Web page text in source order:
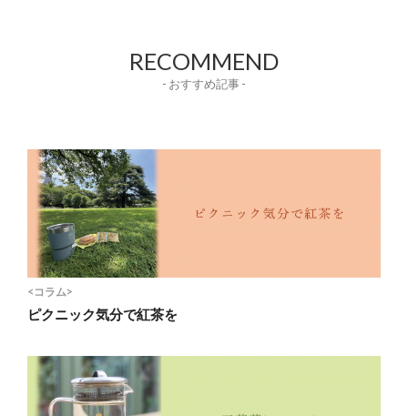
RECOMMEND
- おすすめ記事 -
<コラム>
ピクニック気分で紅茶を